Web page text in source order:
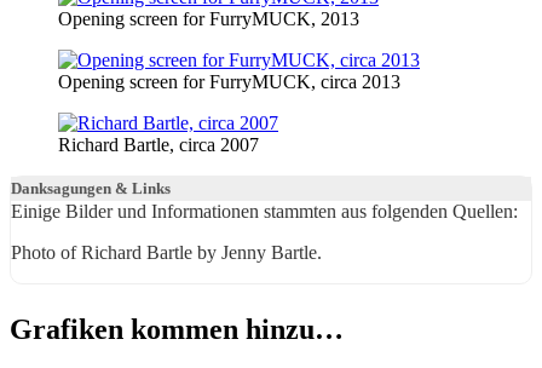
Opening screen for FurryMUCK, 2013
Opening screen for FurryMUCK, circa 2013
Richard Bartle, circa 2007
Danksagungen & Links
Einige Bilder und Informationen stammten aus folgenden Quellen:
Photo of Richard Bartle by Jenny Bartle.
Grafiken kommen hinzu…